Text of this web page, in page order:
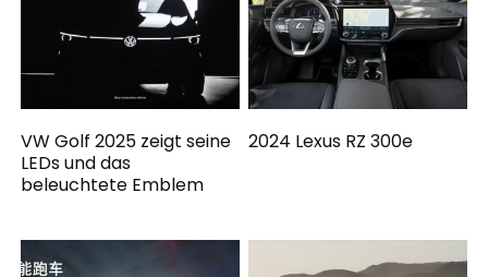
VW Golf 2025 zeigt seine
LEDs und das
beleuchtete Emblem
2024 Lexus RZ 300e